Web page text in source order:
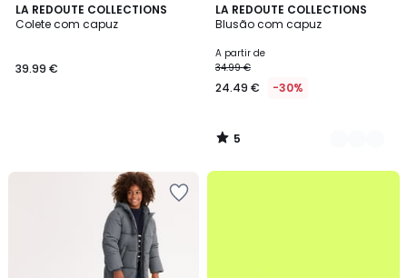
LA REDOUTE COLLECTIONS
Colete com capuz
39.99 €
LA REDOUTE COLLECTIONS
Blusão com capuz
A partir de
34.99 €
24.49 € -30%
5
/
2
Cores
5
/
até